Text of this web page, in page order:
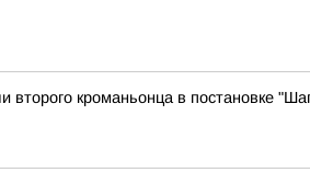
второго кроманьонца в постановке